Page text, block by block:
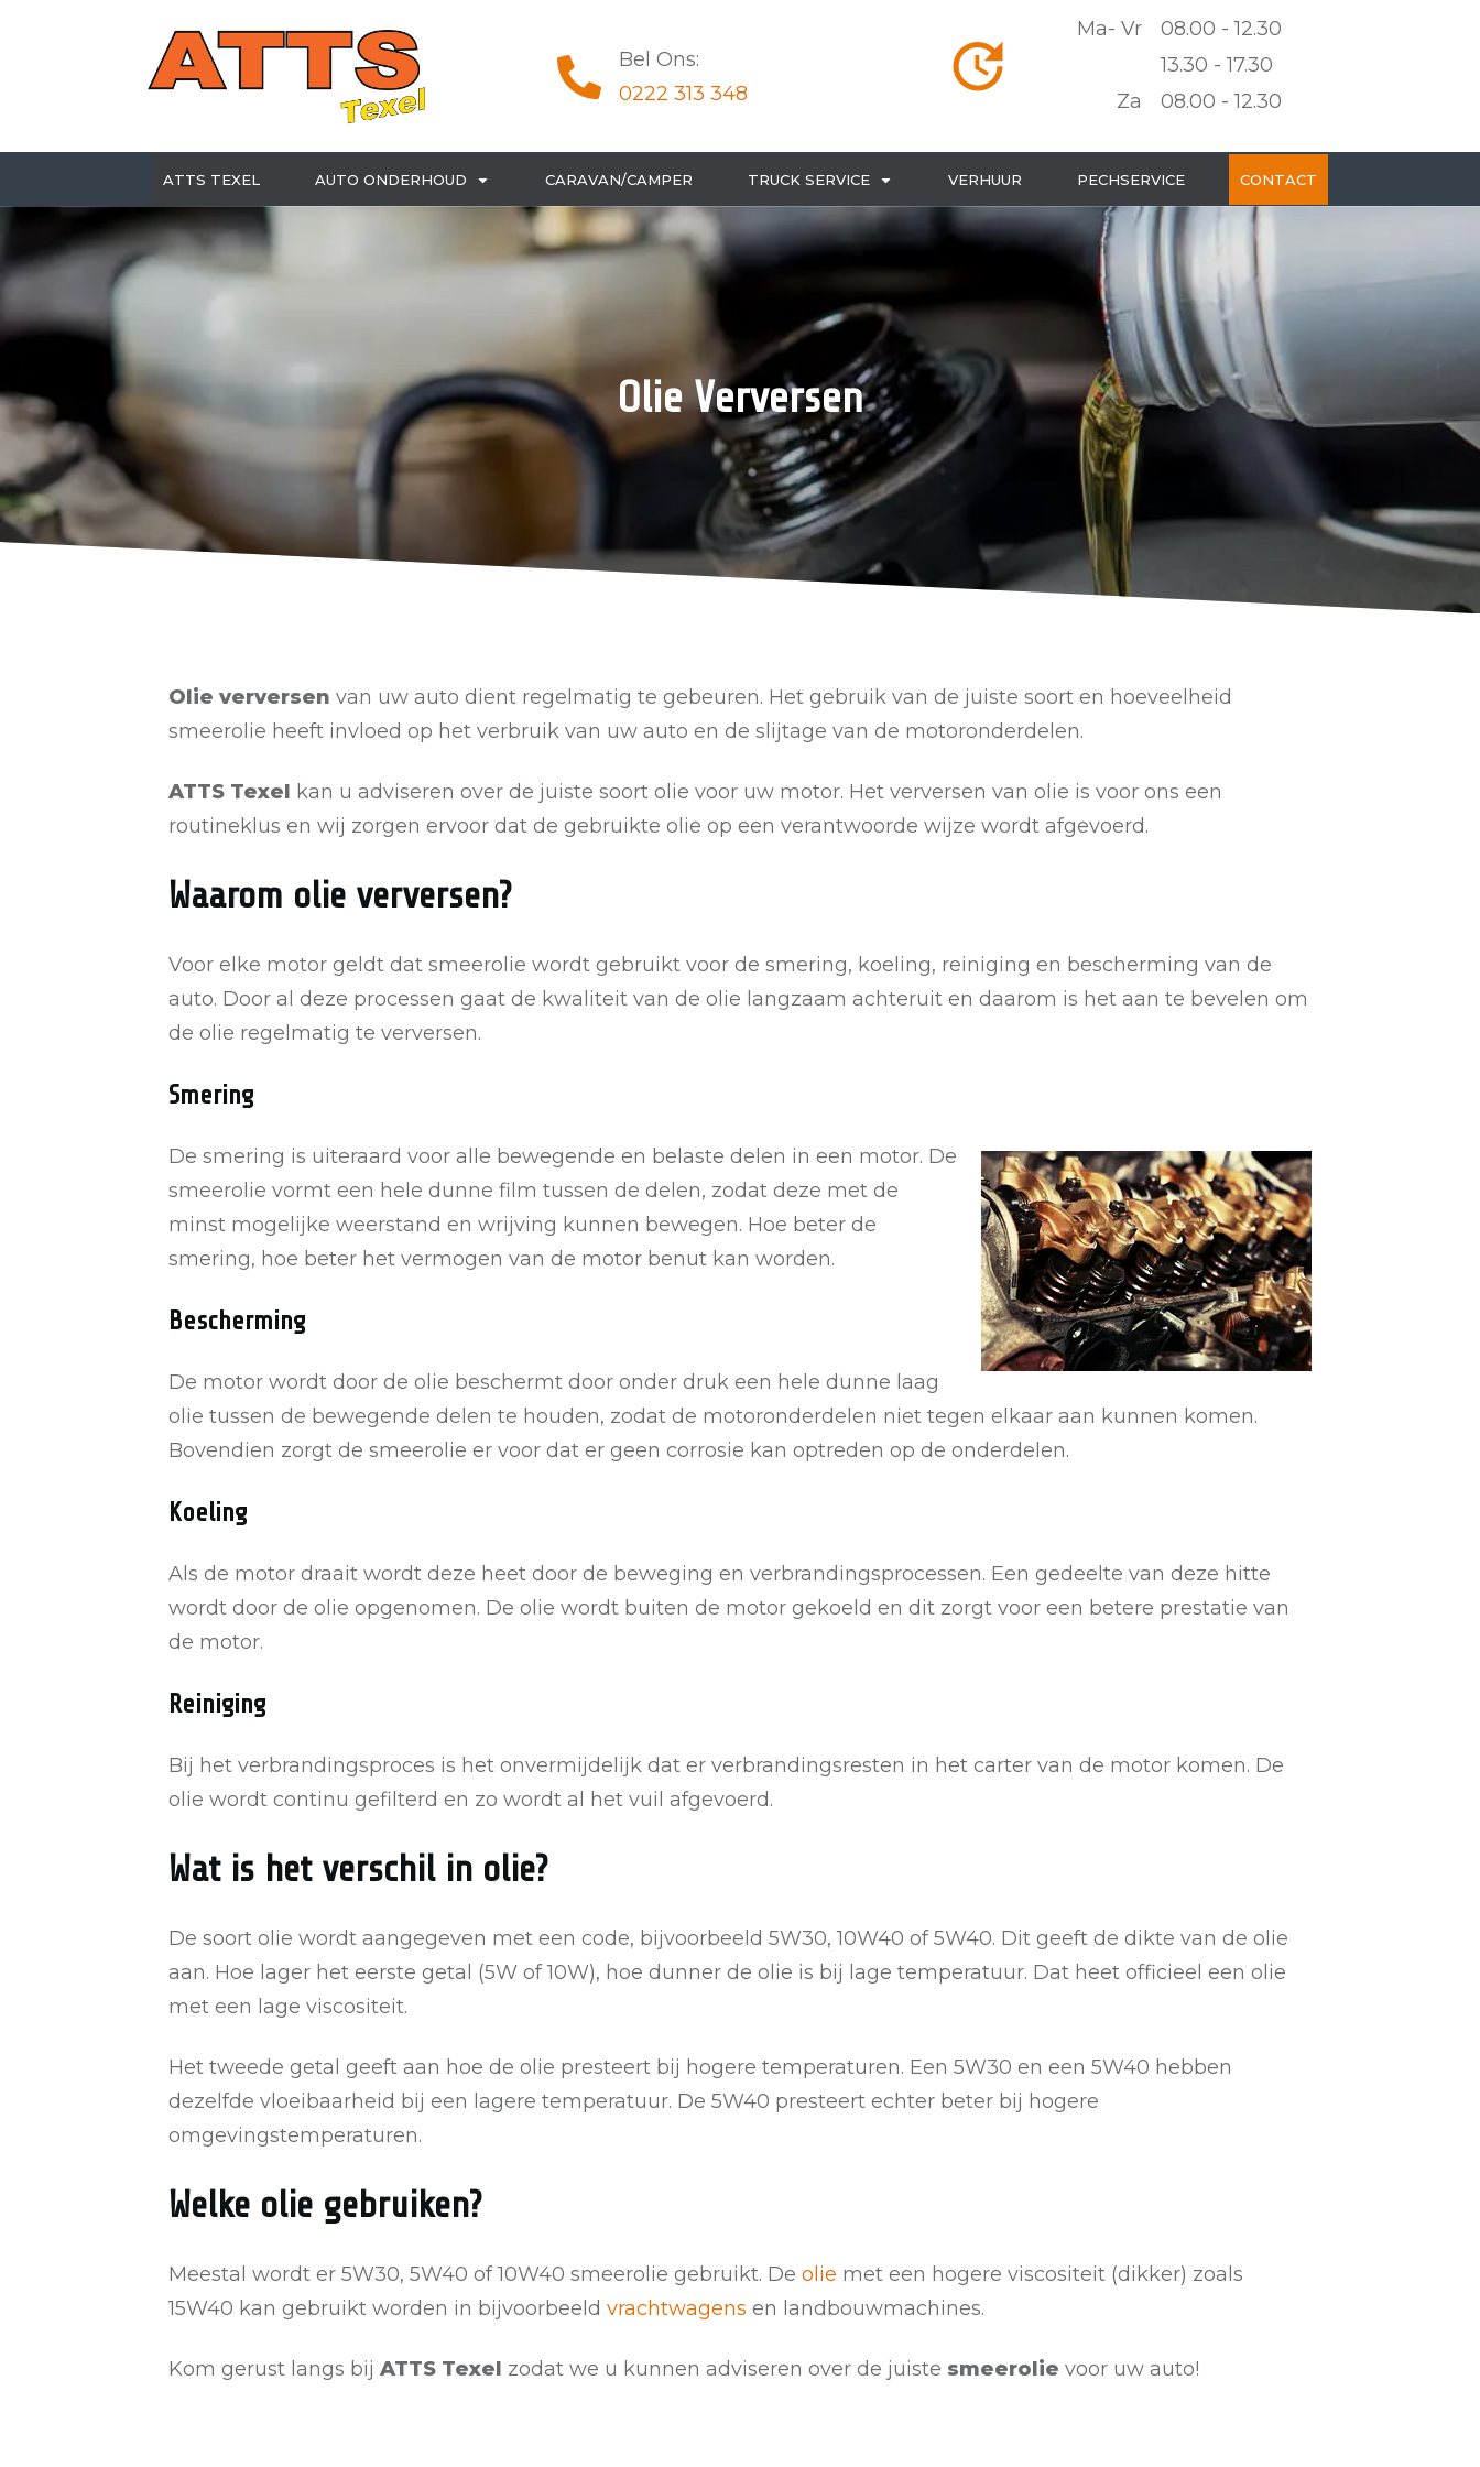
Bel Ons:
0222 313 348
Ma- Vr
Za
08.00 - 12.30
13.30 - 17.30
08.00 - 12.30
ATTS TEXEL AUTO ONDERHOUD CARAVAN/CAMPER TRUCK SERVICE VERHUUR PECHSERVICE CONTACT
Olie Verversen
Olie verversen van uw auto dient regelmatig te gebeuren. Het gebruik van de juiste soort en hoeveelheid
smeerolie heeft invloed op het verbruik van uw auto en de slijtage van de motoronderdelen.
ATTS Texel kan u adviseren over de juiste soort olie voor uw motor. Het verversen van olie is voor ons een
routineklus en wij zorgen ervoor dat de gebruikte olie op een verantwoorde wijze wordt afgevoerd.
Waarom olie verversen?
Voor elke motor geldt dat smeerolie wordt gebruikt voor de smering, koeling, reiniging en bescherming van de
auto. Door al deze processen gaat de kwaliteit van de olie langzaam achteruit en daarom is het aan te bevelen om
de olie regelmatig te verversen.
Smering
De smering is uiteraard voor alle bewegende en belaste delen in een motor. De
smeerolie vormt een hele dunne film tussen de delen, zodat deze met de
minst mogelijke weerstand en wrijving kunnen bewegen. Hoe beter de
smering, hoe beter het vermogen van de motor benut kan worden.
Bescherming
De motor wordt door de olie beschermt door onder druk een hele dunne laag
olie tussen de bewegende delen te houden, zodat de motoronderdelen niet tegen elkaar aan kunnen komen.
Bovendien zorgt de smeerolie er voor dat er geen corrosie kan optreden op de onderdelen.
Koeling
Als de motor draait wordt deze heet door de beweging en verbrandingsprocessen. Een gedeelte van deze hitte
wordt door de olie opgenomen. De olie wordt buiten de motor gekoeld en dit zorgt voor een betere prestatie van
de motor.
Reiniging
Bij het verbrandingsproces is het onvermijdelijk dat er verbrandingsresten in het carter van de motor komen. De
olie wordt continu gefilterd en zo wordt al het vuil afgevoerd.
Wat is het verschil in olie?
De soort olie wordt aangegeven met een code, bijvoorbeeld 5W30, 10W40 of 5W40. Dit geeft de dikte van de olie
aan. Hoe lager het eerste getal (5W of 10W), hoe dunner de olie is bij lage temperatuur. Dat heet officieel een olie
met een lage viscositeit.
Het tweede getal geeft aan hoe de olie presteert bij hogere temperaturen. Een 5W30 en een 5W40 hebben
dezelfde vloeibaarheid bij een lagere temperatuur. De 5W40 presteert echter beter bij hogere
omgevingstemperaturen.
Welke olie gebruiken?
Meestal wordt er 5W30, 5W40 of 10W40 smeerolie gebruikt. De olie met een hogere viscositeit (dikker) zoals
15W40 kan gebruikt worden in bijvoorbeeld vrachtwagens en landbouwmachines.
Kom gerust langs bij ATTS Texel zodat we u kunnen adviseren over de juiste smeerolie voor uw auto!